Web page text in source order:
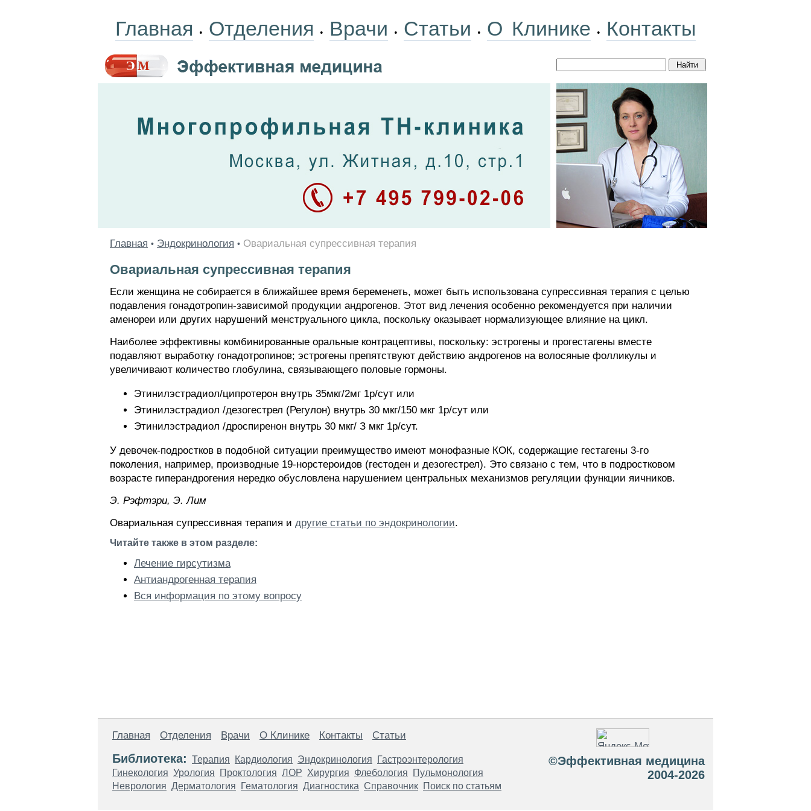
Главная • Отделения • Врачи • Статьи • О Клинике • Контакты
Главная • Эндокринология • Овариальная супрессивная терапия
Овариальная супрессивная терапия
Если женщина не собирается в ближайшее время беременеть, может быть использована супрессивная терапия с целью
подавления гонадотропин-зависимой продукции андрогенов. Этот вид лечения особенно рекомендуется при наличии
аменореи или других нарушений менструального цикла, поскольку оказывает нормализующее влияние на цикл.
Наиболее эффективны комбинированные оральные контрацептивы, поскольку: эстрогены и прогестагены вместе
подавляют выработку гонадотропинов; эстрогены препятствуют действию андрогенов на волосяные фолликулы и
увеличивают количество глобулина, связывающего половые гормоны.
Этинилэстрадиол/ципротерон внутрь 35мкг/2мг 1р/сут или
Этинилэстрадиол /дезогестрел (Регулон) внутрь 30 мкг/150 мкг 1р/сут или
Этинилэстрадиол /дроспиренон внутрь 30 мкг/ З мкг 1р/сут.
У девочек-подростков в подобной ситуации преимущество имеют монофазные КОК, содержащие гестагены 3-го
поколения, например, производные 19-норстероидов (гестоден и дезогестрел). Это связано с тем, что в подростковом
возрасте гиперандрогения нередко обусловлена нарушением центральных механизмов регуляции функции яичников.
Э. Pэфтэpи, Э. Лим
Овариальная супрессивная терапия и другие статьи по эндокринологии.
Читайте также в этом разделе:
Лечение гирсутизма
Антиандрогенная терапия
Вся информация по этому вопросу
Главная Отделения Врачи О Клинике Контакты Статьи
Библиотека: Терапия Кардиология Эндокринология
Гастроэнтерология
Гинекология Урология Проктология ЛОР Хирургия Флебология
Пульмонология
Неврология Дерматология Гематология Диагностика Справочник Поиск по статьям
©Эффективная медицина
2004-2026